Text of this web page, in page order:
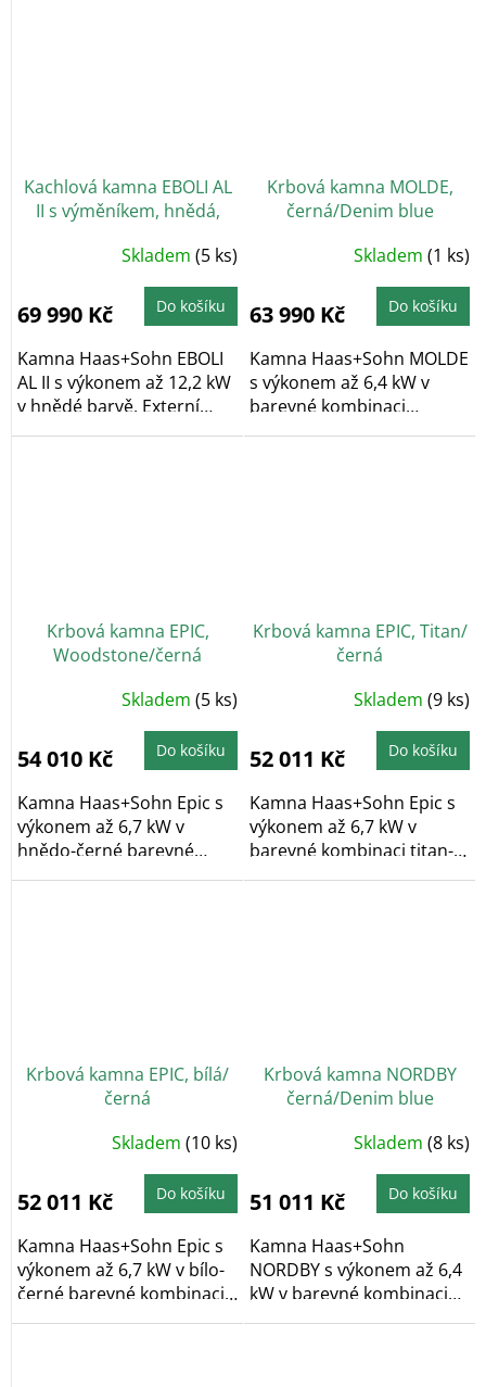
Kachlová kamna EBOLI AL
II s výměníkem, hnědá,
Skladem (5 ks)
69 990 Kč Do košíku
Kamna Haas+Sohn EBOLI
AL II s výkonem až 12,2 kW
v hnědé barvě. Externí
přívod...
Krbová kamna MOLDE,
černá/Denim blue
Skladem (1 ks)
63 990 Kč Do košíku
Kamna Haas+Sohn MOLDE
s výkonem až 6,4 kW v
barevné kombinaci
černá/modrá s externím...
Krbová kamna EPIC,
Woodstone/černá
Skladem (5 ks)
54 010 Kč Do košíku
Kamna Haas+Sohn Epic s
výkonem až 6,7 kW v
hnědo-černé barevné
kombinaci s externím...
Krbová kamna EPIC, Titan/
černá
Skladem (9 ks)
52 011 Kč Do košíku
Kamna Haas+Sohn Epic s
výkonem až 6,7 kW v
barevné kombinaci titan-
černá s externím...
Krbová kamna EPIC, bílá/
černá
Skladem (10 ks)
52 011 Kč Do košíku
Kamna Haas+Sohn Epic s
výkonem až 6,7 kW v bílo-
černé barevné kombinaci s
externím...
Krbová kamna NORDBY
černá/Denim blue
Skladem (8 ks)
51 011 Kč Do košíku
Kamna Haas+Sohn
NORDBY s výkonem až 6,4
kW v barevné kombinaci
černá/modrá s externím...